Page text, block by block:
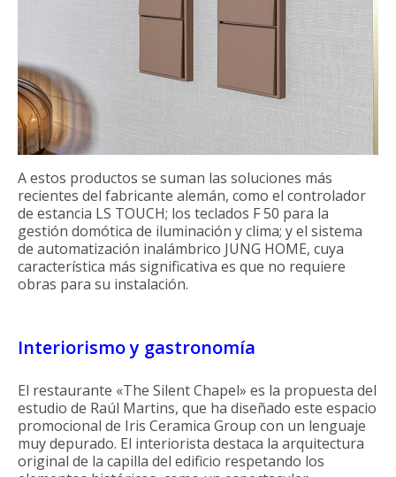
A estos productos se suman las soluciones más
recientes del fabricante alemán, como el controlador
de estancia LS TOUCH; los teclados F 50 para la
gestión domótica de iluminación y clima; y el sistema
de automatización inalámbrico JUNG HOME, cuya
característica más significativa es que no requiere
obras para su instalación.
Interiorismo y gastronomía
El restaurante «The Silent Chapel» es la propuesta del
estudio de Raúl Martins, que ha diseñado este espacio
promocional de Iris Ceramica Group con un lenguaje
muy depurado. El interiorista destaca la arquitectura
original de la capilla del edificio respetando los